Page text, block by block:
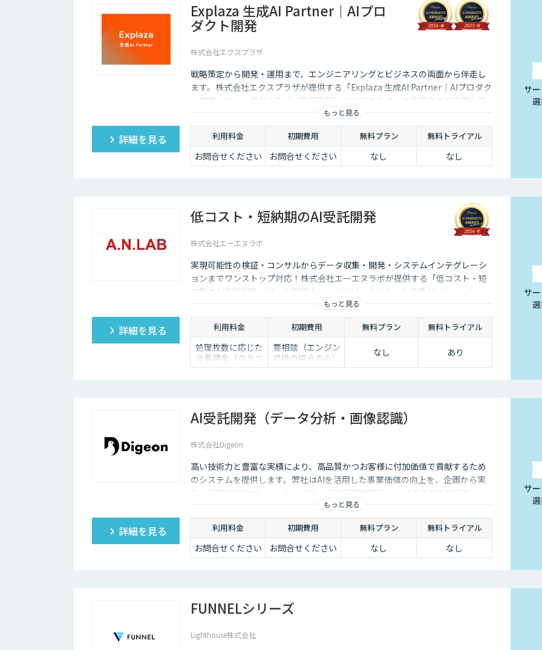
Explaza 生成AI Partner｜AIプロ
ダクト開発
株式会社エクスプラザ
戦略策定から開発・運用まで、エンジニアリングとビジネスの両面から伴走し
ます。株式会社エクスプラザが提供する「Explaza 生成AI Partner｜AIプロダク
ト開発」は、、単なるPoC（実証実験）にとどまらず、本番環境での運用を見
据えた高品質・安心なAIプロダクトを開発します。エンタープライズレベルの
セキュリティと、迅速な実装力で、貴社のAXを具現化します。
もっと見る
詳細を見る 利用料金 初期費用 無料プラン 無料トライアル
お問合せください お問合せください なし なし
サ
低コスト・短納期のAI受託開発
株式会社エーエヌラボ
実現可能性の検証・コンサルからデータ収集・開発・システムインテグレーシ
ョンまでワンストップ対応！株式会社エーエヌラボが提供する「低コスト・短
納期のAI受託開発」は、お客様のニーズにピッタリ合った画像AIソリューショ
ン開発します。200件以上の実績。無料トライアルもあり、初めての方でも安心
してお任せください！
もっと見る
詳細を見る 利用料金 初期費用 無料プラン 無料トライアル
処理枚数に応じた
従量課金（クラウ
ドソリューショ
ご要望に応じて柔
軟に対応します。
望する場合は、目
あたり数円程度と
お考えください。
要相談（エンジン
提供の場合のみ）
なし あり
サ
AI受託開発（データ分析・画像認識）
株式会社Digeon
高い技術力と豊富な実績により、高品質かつお客様に付加価値で貢献するため
のシステムを提供します。弊社はAIを活用した事業価値の向上を、企画から実
装・運用までサポートいたします。 社内研究開発チームで最先端AI技術のキャ
ッチアップとAIモジュール構築に注力し、 蓄積したアルゴリズムを組み合わせ
ることで最先端のアルゴリズムによる付加価値を迅速に提供します。
もっと見る
詳細を見る 利用料金 初期費用 無料プラン 無料トライアル
お問合せください お問合せください なし なし
サ
FUNNELシリーズ
Lighthouse株式会社